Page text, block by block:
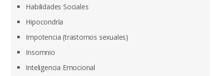
Habilidades Sociales
Hipocondría
Impotencia (trastornos sexuales)
Insomnio
Inteligencia Emocional